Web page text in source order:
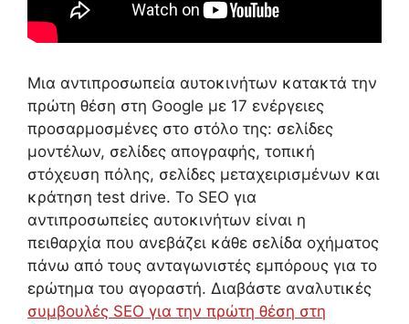
Μια αντιπροσωπεία αυτοκινήτων κατακτά την
πρώτη θέση στη Google με 17 ενέργειες
προσαρμοσμένες στο στόλο της: σελίδες
μοντέλων, σελίδες απογραφής, τοπική
στόχευση πόλης, σελίδες μεταχειρισμένων και
κράτηση test drive. Το SEO για
αντιπροσωπείες αυτοκινήτων είναι η
πειθαρχία που ανεβάζει κάθε σελίδα οχήματος
πάνω από τους ανταγωνιστές εμπόρους για το
ερώτημα του αγοραστή. Διαβάστε αναλυτικές
συμβουλές SEO για την πρώτη θέση στη